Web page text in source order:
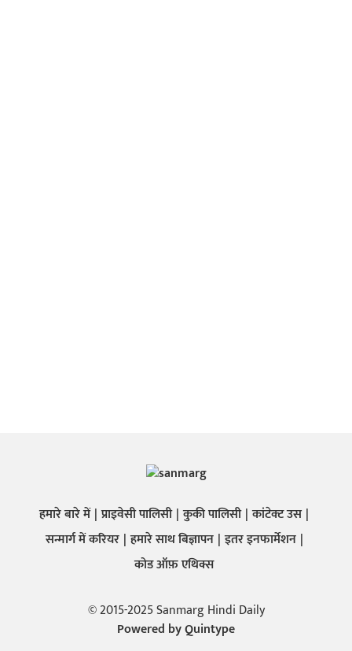
हमारे बारे में प्राइवेसी पालिसी कुकी पालिसी कांटेक्ट उस
सन्मार्ग में करियर हमारे साथ बिज्ञापन इतर इनफार्मेशन
कोड ऑफ़ एथिक्स
© 2015-2025 Sanmarg Hindi Daily
Powered byQuintype